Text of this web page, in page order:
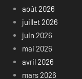
août 2026
juillet 2026
juin 2026
mai 2026
avril 2026
mars 2026